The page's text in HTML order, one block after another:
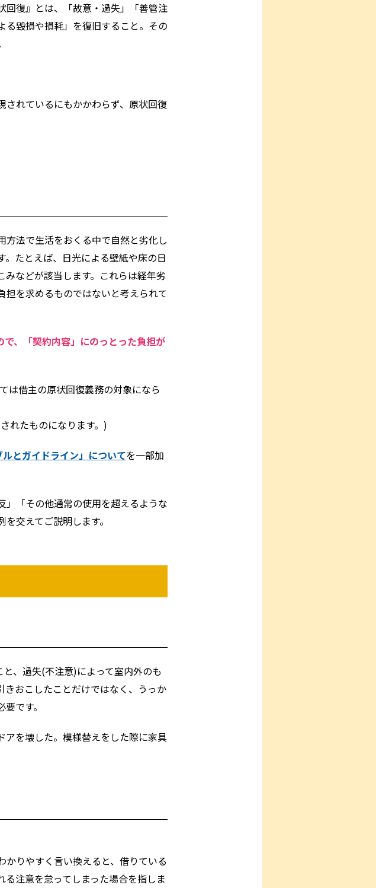
回復』とは、「故意・過失」「善管注
る毀損や損耗」を復旧すること。その
れているにもかかわらず、原状回復
法で生活をおくる中で自然と劣化し
たとえば、日光による壁紙や床の日
などが該当します。これらは経年劣
を求めるものではないと考えられて
、「契約内容」にのっとった負担が
は借主の原状回復義務の対象になら
れたものになります。)
ルとガイドライン」についてを一部加
」「その他通常の使用を超えるような
交えてご説明します。
、過失(不注意)によって室内外のも
おこしたことだけではなく、うっか
です。
を壊した。模様替えをした際に家具
かりやすく言い換えると、借りている
注意を怠ってしまった場合を指しま